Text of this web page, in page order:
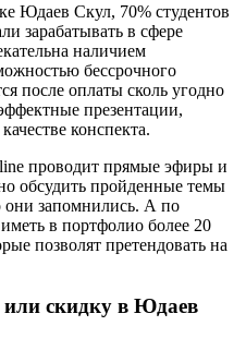
Юдаев Скул, 70% студентов
зарабатывать в сфере
наличием
бессрочного
после оплаты сколь угодно
презентации,
конспекта.
проводит прямые эфиры и
обсудить пройденные темы
они запомнились. А по
в портфолио более 20
позволят претендовать на
скидку в Юдаев